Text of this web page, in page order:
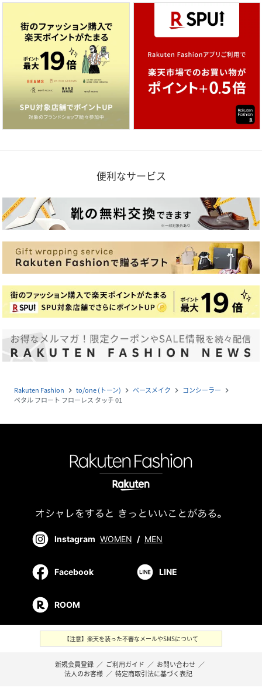
便利なサービス
Rakuten Fashion navigate_next to/one (トーン) navigate_next ベースメイク navigate_next コンシーラー navigate_next
ペタル フロート フローレス タッチ 01
Instagram WOMEN / MEN
Facebook LINE
ROOM
【注意】楽天を装った不審なメールやSMSについて
新規会員登録 ／ ご利用ガイド ／ お問い合わせ ／
法人のお客様 ／ 特定商取引法に基づく表記